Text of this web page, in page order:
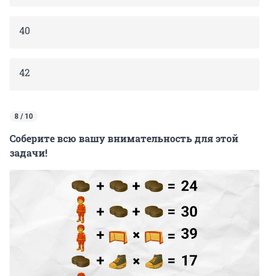
40
42
8 / 10
Соберите всю вашу внимательность для этой
задачи!